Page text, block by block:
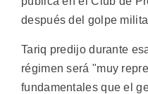
después del golpe
Tariq predijo durante
régimen será "muy
fundamentales que el